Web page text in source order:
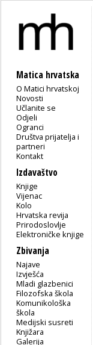
Matica hrvatska
O Matici hrvatskoj
Novosti
Učlanite se
Odjeli
Ogranci
Društva prijatelja i
partneri
Kontakt
Izdavaštvo
Knjige
Vijenac
Kolo
Hrvatska revija
Prirodoslovlje
Elektroničke knjige
Zbivanja
Najave
Izvješća
Mladi glazbenici
Filozofska škola
Komunikološka
škola
Medijski susreti
Knjižara
Galerija